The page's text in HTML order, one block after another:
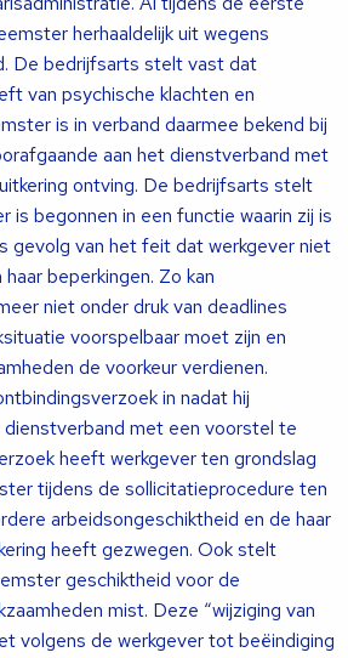
herhaaldelijk uit wegens
De bedrijfsarts stelt vast dat
van psychische klachten en
is in verband daarmee bekend bij
aan het dienstverband met
ontving. De bedrijfsarts stelt
is begonnen in een functie waarin zij is
gevolg van het feit dat werkgever niet
beperkingen. Zo kan
niet onder druk van deadlines
voorspelbaar moet zijn en
de voorkeur verdienen.
in nadat hij
met een voorstel te
heeft werkgever ten grondslag
tijdens de sollicitatieprocedure ten
arbeidsongeschiktheid en de haar
heeft gezwegen. Ook stelt
geschiktheid voor de
mist. Deze “wijziging van
volgens de werkgever tot beëindiging